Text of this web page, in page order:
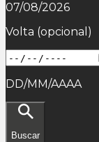
07/08/2026
Volta (opcional)
DD/MM/AAAA
Buscar